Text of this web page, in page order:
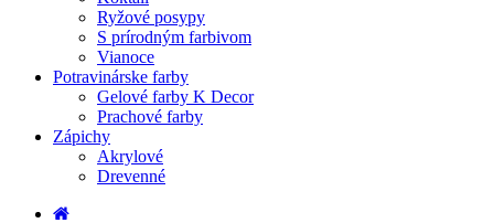
Ryžové posypy
S prírodným farbivom
Vianoce
Potravinárske farby
Gelové farby K Decor
Prachové farby
Zápichy
Akrylové
Drevenné